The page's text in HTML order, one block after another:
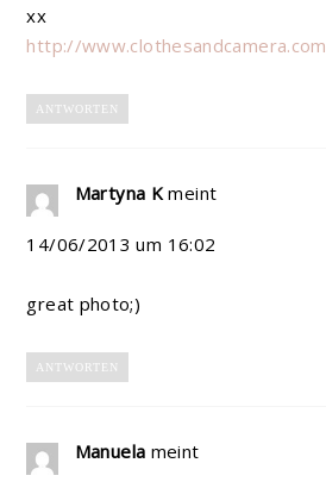
xx
http://www.clothesandcamera.com
ANTWORTEN
Martyna K meint
14/06/2013 um 16:02
great photo;)
ANTWORTEN
Manuela meint